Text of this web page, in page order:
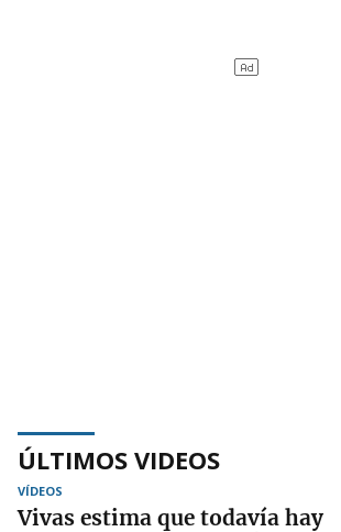
ÚLTIMOS VIDEOS
VÍDEOS
Vivas estima que todavía hay